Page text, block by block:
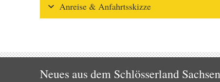
Anreise & Anfahrtsskizze
Neues aus dem Schlösserland